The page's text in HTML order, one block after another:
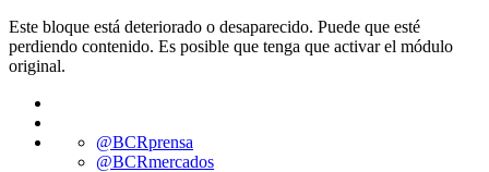
Este bloque está deteriorado o desaparecido. Puede que esté
perdiendo contenido. Es posible que tenga que activar el módulo
original.
@BCRprensa
@BCRmercados